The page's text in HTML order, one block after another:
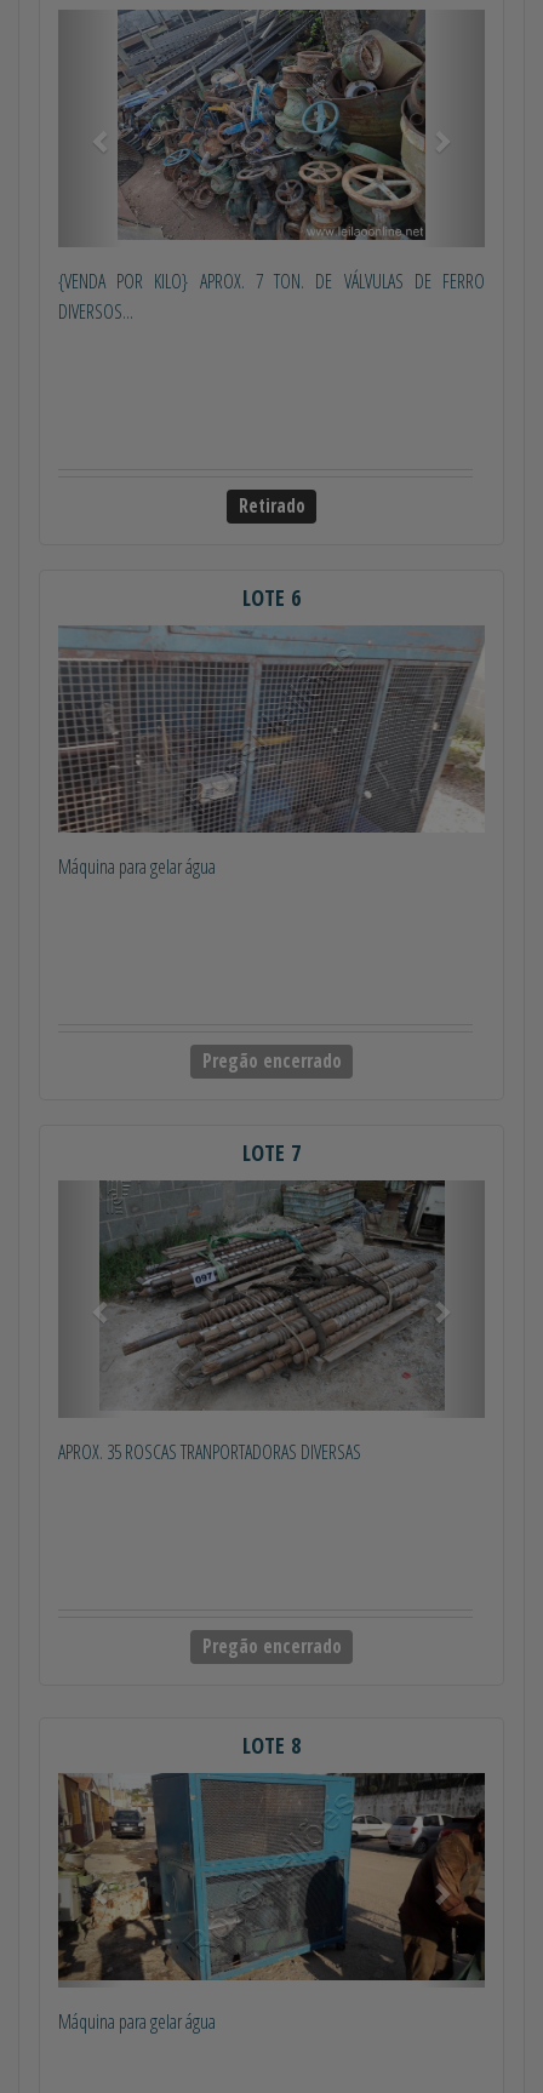
Anterior
{VENDA POR KILO} APROX. 7 TON. DE VÁLVULAS DE FERRO
DIVERSOS...
Retirado
LOTE 6
Máquina para gelar água
Pregão encerrado
LOTE 7
Anterior
APROX. 35 ROSCAS TRANPORTADORAS DIVERSAS
Pregão encerrado
LOTE 8
Anterior Próximo
Máquina para gelar água